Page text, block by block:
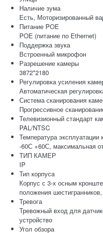
Наличие зума
Есть, Моторизированный
Питание POE
POE (питание по Ethernet)
Поддержка звука
Встроенный микрофон
Разрешение камеры
3872*2180
Регулировка усиления
Автоматическая
Система сканирования
Прогрессивное
Телевизионный стандарт
PAL/NTSC
Температура эксплуатации
-60С +60С, максимальная
ТИП КАМЕР
IP
Тип корпуса
Корпус с 3-х осным
положения
Тревога
Тревожный вход для
устройство
Угол обзора